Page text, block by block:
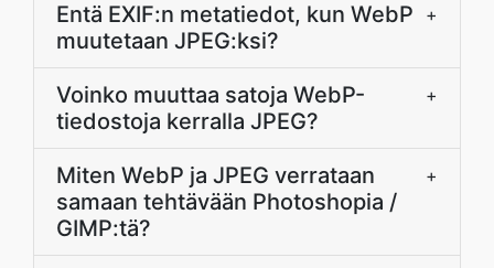
Entä EXIF:n metatiedot, kun WebP
muutetaan JPEG:ksi?
+
Voinko muuttaa satoja WebP-
tiedostoja kerralla JPEG?
+
Miten WebP ja JPEG verrataan
samaan tehtävään Photoshopia /
GIMP:tä?
+